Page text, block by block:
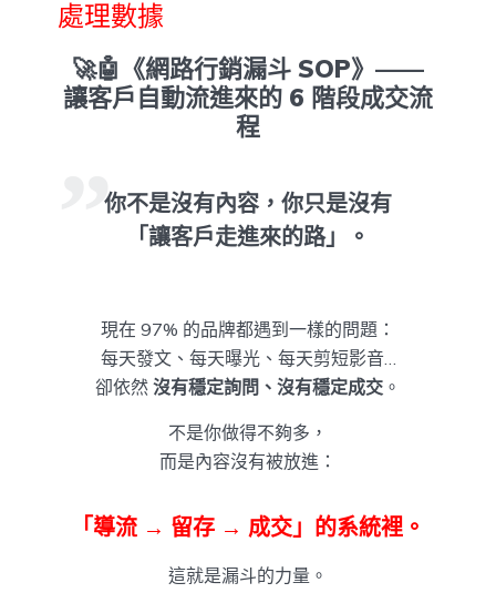
處理數據
🚀🤖《網路行銷漏斗 SOP》——
讓客戶自動流進來的 6 階段成交流
程
你不是沒有內容，你只是沒有
「讓客戶走進來的路」。
現在 97% 的品牌都遇到一樣的問題：
每天發文、每天曝光、每天剪短影音…
卻依然 沒有穩定詢問、沒有穩定成交 。
不是你做得不夠多，
而是內容沒有被放進：
「導流 → 留存 → 成交」的系統裡。
這就是漏斗的力量。